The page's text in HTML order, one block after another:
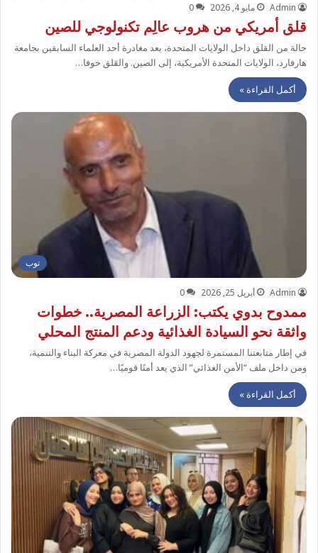
Admin مايو 4, 2026 0
قلق أمريكي من هروب عالِم تكنولوجي للصين
حالة من القلق داخل الولايات المتحدة، بعد مغادرة أحد العلماء السابقين بجامعة
هارفارد، الولايات المتحدة الأمريكية، إلى الصين. والقلق خوفا…
أكمل القراءة »
توب
Admin أبريل 25, 2026 0
ممدوح بدوي يكتب: الزراعة المصرية.. خطوات
واثقة نحو السيادة الغذائية ودعم المنتج المحلي
في إطار متابعتنا المستمرة لجهود الدولة المصرية في معركة البناء والتنمية،
ومن داخل ملف “الأمن الغذائي” الذي يعد أمنًا قوميًا…
أكمل القراءة »